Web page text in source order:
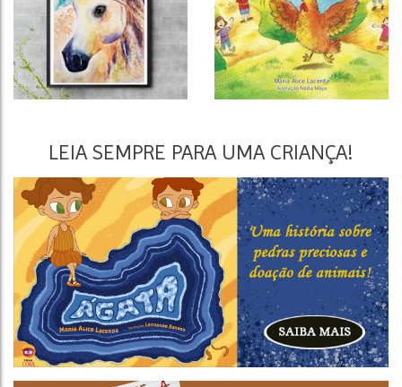
LEIA SEMPRE PARA UMA CRIANÇA!